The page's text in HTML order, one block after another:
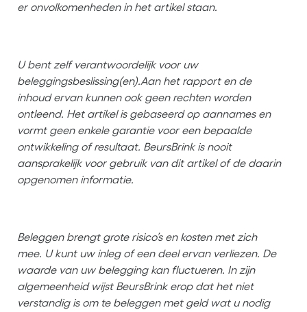
er onvolkomenheden in het artikel staan.
U bent zelf verantwoordelijk voor uw
beleggingsbeslissing(en).Aan het rapport en de
inhoud ervan kunnen ook geen rechten worden
ontleend. Het artikel is gebaseerd op aannames en
vormt geen enkele garantie voor een bepaalde
ontwikkeling of resultaat. BeursBrink is nooit
aansprakelijk voor gebruik van dit artikel of de daarin
opgenomen informatie.
Beleggen brengt grote risico’s en kosten met zich
mee. U kunt uw inleg of een deel ervan verliezen. De
waarde van uw belegging kan fluctueren. In zijn
algemeenheid wijst BeursBrink erop dat het niet
verstandig is om te beleggen met geld wat u nodig